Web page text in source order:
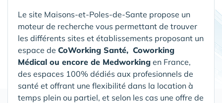
Le site Maisons-et-Poles-de-Sante propose un
moteur de recherche vous permettant de trouver
les différents sites et établissements proposant un
espace de CoWorking Santé, Coworking
Médical ou encore de Medworking en France,
des espaces 100% dédiés aux profesionnels de
santé et offrant une flexibilité dans la location à
temps plein ou partiel, et selon les cas une offre de